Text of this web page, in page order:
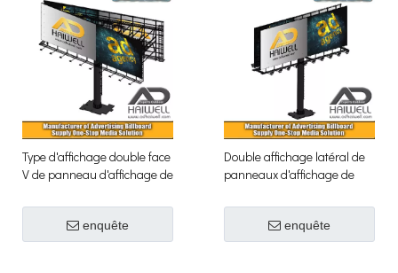
Type d'affichage double face
V de panneau d'affichage de
enquête
Double affichage latéral de
panneaux d'affichage de
panneau d'affichage de
publicité extérieure de type
H
enquête